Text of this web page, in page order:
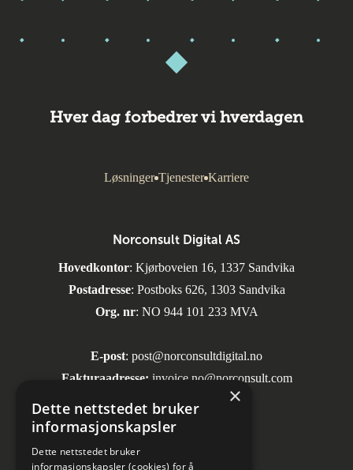
Hver dag forbedrer vi hverdagen
Løsninger Tjenester Karriere
Sosiale medier
Norconsult Digital AS
Hovedkontor: Kjørboveien 16, 1337 Sandvika
Postadresse: Postboks 626, 1303 Sandvika
Org. nr: NO 944 101 233 MVA
E-post: post@norconsultdigital.no
Fakturaadresse: invoice.no@norconsult.com
×
Dette nettstedet bruker
informasjonskapsler
Dette nettstedet bruker
informasjonskapsler (cookies) for å